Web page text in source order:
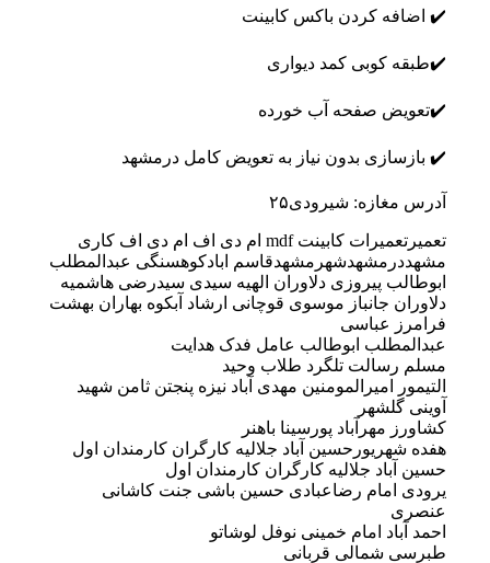
✔️ اضافه کردن باکس کابینت
✔️طبقه کوبی کمد دیواری
✔️تعویض صفحه آب خورده
✔️ بازسازی بدون نیاز به تعویض کامل درمشهد
آدرس مغازه: شیرودی۲۵
تعمیرتعمیرات کابینت mdf ام دی اف ام دی اف کاری
مشهددرمشهدشهرمشهدقاسم ابادکوهسنگی عبدالمطلب
ابوطالب پیروزی دلاوران الهیه سیدی سیدرضی هاشمیه
دلاوران جانباز موسوی قوچانی ارشاد آبکوه بهاران بهشت
فرامرز عباسی
عبدالمطلب ابوطالب عامل فدک هدایت
مسلم رسالت تلگرد طلاب وحید
التیمور امیرالمومنین مهدی آباد نیزه پنجتن ثامن شهید
آوینی گلشهر
کشاورز مهرآباد پورسینا باهنر
هفده شهریورحسین آباد جلالیه کارگران کارمندان اول
حسین آباد جلالیه کارگران کارمندان اول
یرودی امام رضاعبادی حسین باشی جنت کاشانی
عنصری
احمد آباد امام خمینی نوفل لوشاتو
طبرسی شمالی قربانی